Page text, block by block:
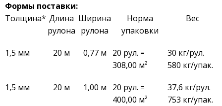
Формы поставки:
Толщина* Длина
рулона
Ширина
рулона
Норма
упаковки
Вес
1,5 мм 20 м 0,77 м
20 рул. =
308,00 м²
30 кг/рул.
580 кг/упак.
1,5 мм 20 м 1,00 м
20 рул. =
400,00 м²
37,6 кг/рул.
753 кг/упак.